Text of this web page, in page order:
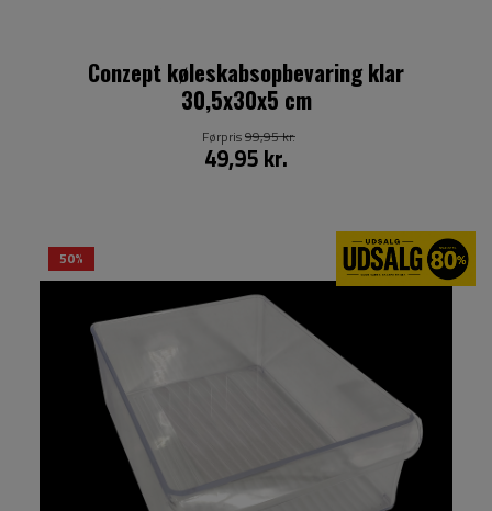
Conzept køleskabsopbevaring klar
30,5x30x5 cm
49,95 kr.
Førpris99,95 kr.
50%